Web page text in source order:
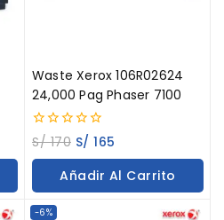
Waste Xerox 106R02624
24,000 Pag Phaser 7100
0
out
of
S/170 S/ 165
Añadir Al Carrito
-6%